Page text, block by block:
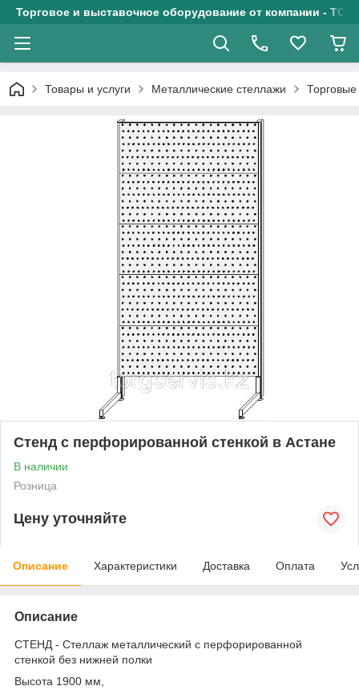
Торговое и выставочное оборудование от компании - ТОО
Товары и услуги Металлические стеллажи
Стенд с перфорированной стенкой в Астане
В наличии
Розница
Цену уточняйте
Описание Характеристики Доставка Оплата
Описание
СТЕНД - Стеллаж металлический с перфорированной
стенкой без нижней полки
Высота 1900 мм,